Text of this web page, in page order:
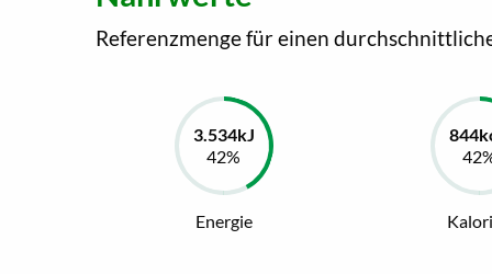
Referenzmenge für einen
Energie